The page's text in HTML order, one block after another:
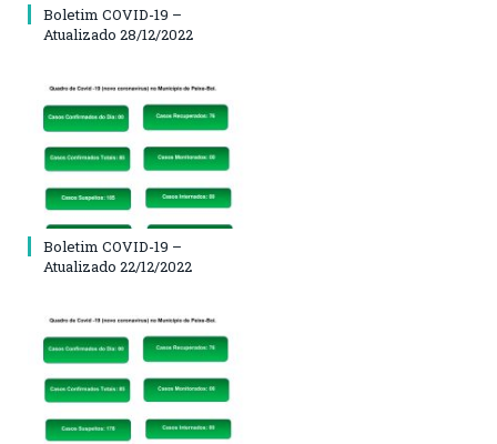
Boletim COVID-19 –
Atualizado 28/12/2022
Boletim COVID-19 –
Atualizado 22/12/2022